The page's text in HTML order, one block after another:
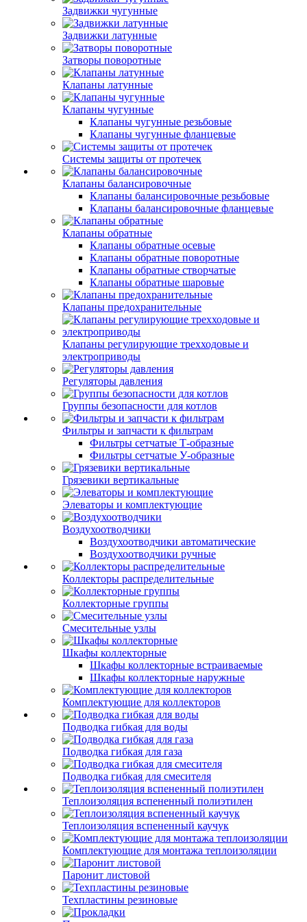
Задвижки чугунные
Задвижки латунные
Затворы поворотные
Клапаны латунные
Клапаны чугунные
Клапаны чугунные резьбовые
Клапаны чугунные фланцевые
Системы защиты от протечек
Клапаны балансировочные
Клапаны балансировочные резьбовые
Клапаны балансировочные фланцевые
Клапаны обратные
Клапаны обратные осевые
Клапаны обратные поворотные
Клапаны обратные створчатые
Клапаны обратные шаровые
Клапаны предохранительные
Клапаны регулирующие трехходовые и
электроприводы
Регуляторы давления
Группы безопасности для котлов
Фильтры и запчасти к фильтрам
Фильтры сетчатые Т-образные
Фильтры сетчатые У-образные
Грязевики вертикальные
Элеваторы и комплектующие
Воздухоотводчики
Воздухоотводчики автоматические
Воздухоотводчики ручные
Коллекторы распределительные
Коллекторные группы
Смесительные узлы
Шкафы коллекторные
Шкафы коллекторные встраиваемые
Шкафы коллекторные наружные
Комплектующие для коллекторов
Подводка гибкая для воды
Подводка гибкая для газа
Подводка гибкая для смесителя
Теплоизоляция вспененный полиэтилен
Теплоизоляция вспененный каучук
Комплектующие для монтажа теплоизоляции
Паронит листовой
Техпластины резиновые